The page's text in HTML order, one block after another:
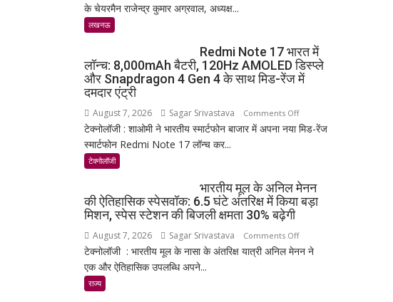
ग्रहण
समारोह
हुआ
के चेयरमैन राजेन्द्र कुमार अग्रवाल, अध्यक्ष...
लखनऊ
Redmi Note 17 भारत में
लॉन्च: 8,000mAh बैटरी, 120Hz AMOLED डिस्प्ले
और Snapdragon 4 Gen 4 के साथ मिड-रेंज में
दमदार एंट्री
August 7, 2026 Sagar Srivastava Comments Offon
Redmi
में
लॉन्च:
बैटरी,
120Hz
टेक्नोलॉजी : शाओमी ने भारतीय स्मार्टफोन बाजार में अपना नया मिड-रेंज
स्मार्टफोन Redmi Note 17 लॉन्च कर...
टेक्नोलॉजी
भारतीय मूल के अनिल मेनन
की ऐतिहासिक स्पेसवॉक: 6.5 घंटे अंतरिक्ष में किया बड़ा
मिशन, स्पेस स्टेशन की बिजली क्षमता 30% बढ़ेगी
August 7, 2026 Sagar Srivastava Comments Offon
भारतीय
टेक्नोलॉजी : भारतीय मूल के नासा के अंतरिक्ष यात्री अनिल मेनन ने
एक और ऐतिहासिक उपलब्धि अपने...
राज्य